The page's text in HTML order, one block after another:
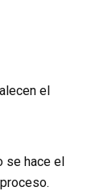
el
se hace el